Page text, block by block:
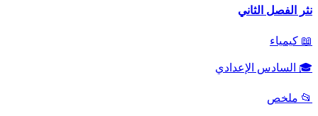
نثر الفصل الثاني
📖 كيمياء
🎓 السادس الإعدادي
📂 ملخص